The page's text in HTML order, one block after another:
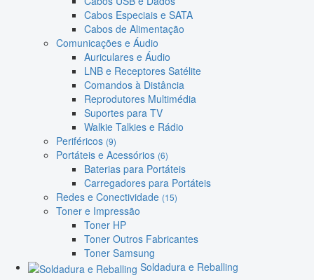
Cabos Especiais e SATA
Cabos de Alimentação
Comunicações e Áudio
Auriculares e Áudio
LNB e Receptores Satélite
Comandos à Distância
Reprodutores Multimédia
Suportes para TV
Walkie Talkies e Rádio
Periféricos (9)
Portáteis e Acessórios (6)
Baterias para Portáteis
Carregadores para Portáteis
Redes e Conectividade (15)
Toner e Impressão
Toner HP
Toner Outros Fabricantes
Toner Samsung
Soldadura e Reballing